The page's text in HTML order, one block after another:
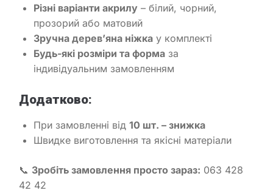
Різні варіанти акрилу – білий, чорний,
прозорий або матовий
Зручна дерев’яна ніжка у комплекті
Будь-які розміри та форма за
індивідуальним замовленням
Додатково:
При замовленні від 10 шт. – знижка
Швидке виготовлення та якісні матеріали
📞 Зробіть замовлення просто зараз: 063 428
42 42